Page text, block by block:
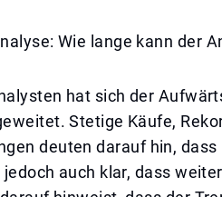
Wie lange kann der
hat sich der
Stetige Käufe,
deuten darauf hin,
auch klar, dass